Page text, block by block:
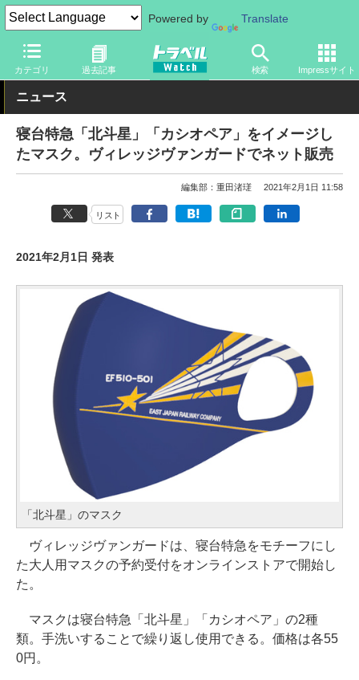
Powered by Translate
カテゴリ 過去記事 検索 Impressサイト
トラベル Watch 旅のアイテム 旅行グッズ その他
ニュース
寝台特急「北斗星」「カシオペア」をイメージし
たマスク。ヴィレッジヴァンガードでネット販売
編集部：重田渚瑳 2021年2月1日 11:58
リスト
2021年2月1日 発表
「北斗星」のマスク
ヴィレッジヴァンガードは、寝台特急をモチーフにし
た大人用マスクの予約受付をオンラインストアで開始し
た。
マスクは寝台特急「北斗星」「カシオペア」の2種
類。手洗いすることで繰り返し使用できる。価格は各55
0円。